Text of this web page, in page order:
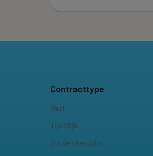
Contracttype
Vast
Tijdelijk
Studentenjobs